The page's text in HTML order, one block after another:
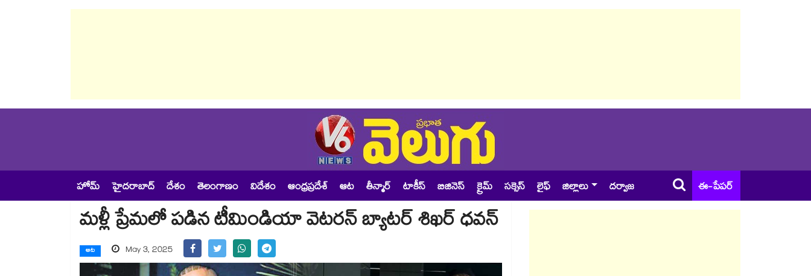
హోమ్ హైదరాబాద్ దేశం తెలంగాణం విదేశం ఆంధ్రప్రదేశ్ ఆట తీన్మార్ టాకీస్ బిజినెస్ క్రైమ్ సక్సెస్ లైఫ్ జిల్లాలు దర్వాజ ఈ-పేపర్
మళ్లీ ప్రేమలో పడిన టీమిండియా వెటరన్‌ బ్యాటర్‌ శిఖర్‌ ధవన్‌
ఆట May 3, 2025